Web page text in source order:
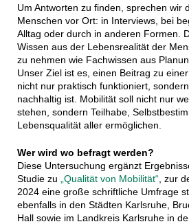
Um Antworten zu finden, sprechen wir
Menschen vor Ort: in Interviews, bei
Alltag oder durch in anderen Formen.
Wissen aus der Lebensrealität der
zu nehmen wie Fachwissen aus
Unser Ziel ist es, einen Beitrag zu
nicht nur praktisch funktioniert,
nachhaltig ist. Mobilität soll nicht nur
stehen, sondern Teilhabe,
Lebensqualität aller ermöglichen.
Wer wird wo befragt werden?
Diese Untersuchung ergänzt
Studie zu
„Qualität von Mobilität“, zur
2024 eine große schriftliche Umfrage
ebenfalls in den Städten Karlsruhe,
Hall sowie im Landkreis Karlsruhe in